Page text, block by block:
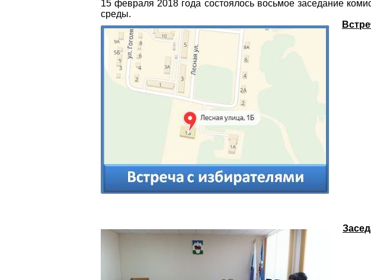
15 февраля 2018 года состоялось восьмое заседание
среды.